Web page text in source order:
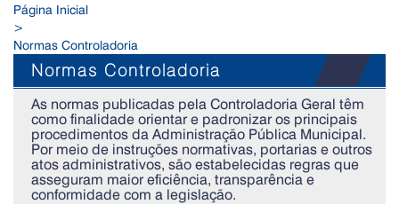
Página Inicial
>
Normas Controladoria
Normas Controladoria
As normas publicadas pela Controladoria Geral têm
como finalidade orientar e padronizar os principais
procedimentos da Administração Pública Municipal.
Por meio de instruções normativas, portarias e outros
atos administrativos, são estabelecidas regras que
asseguram maior eficiência, transparência e
conformidade com a legislação.